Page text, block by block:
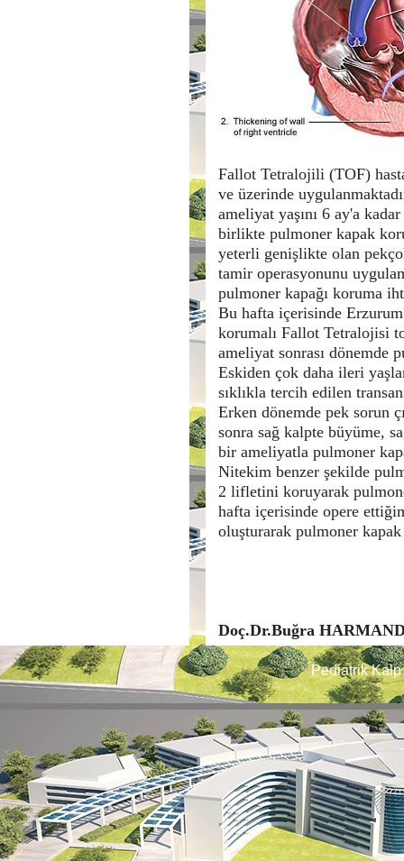
Fallot Tetralojili (TOF)
ve üzerinde
ameliyat yaşını 6 ay'a
birlikte pulmoner kapak
yeterli genişlikte olan
tamir operasyonunu
pulmoner kapağı koruma
Bu hafta içerisinde
korumalı Fallot Tetralojisi
ameliyat sonrası dönemde
Eskiden çok daha ileri
sıklıkla tercih edilen
Erken dönemde pek sorun
sonra sağ kalpte büyüme,
bir ameliyatla pulmoner
Nitekim benzer şekilde
2 lifletini koruyarak
hafta içerisinde opere
oluşturarak pulmoner kapak
Doç.Dr.Buğra
Pediatrik